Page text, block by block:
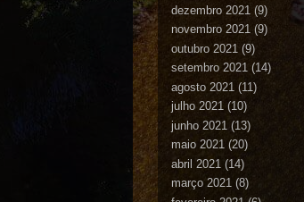
dezembro 2021 (9)
novembro 2021 (9)
outubro 2021 (9)
setembro 2021 (14)
agosto 2021 (11)
julho 2021 (10)
junho 2021 (13)
maio 2021 (20)
abril 2021 (14)
março 2021 (8)